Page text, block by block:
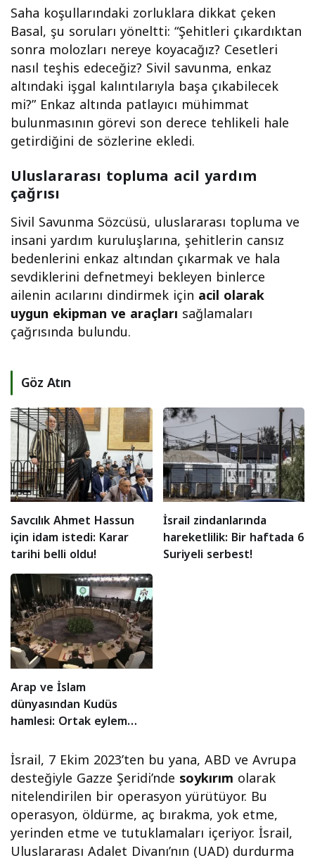
Saha koşullarındaki zorluklara dikkat çeken
Basal, şu soruları yöneltti: “Şehitleri çıkardıktan
sonra molozları nereye koyacağız? Cesetleri
nasıl teşhis edeceğiz? Sivil savunma, enkaz
altındaki işgal kalıntılarıyla başa çıkabilecek
mi?” Enkaz altında patlayıcı mühimmat
bulunmasının görevi son derece tehlikeli hale
getirdiğini de sözlerine ekledi.
Uluslararası topluma acil yardım
çağrısı
Sivil Savunma Sözcüsü, uluslararası topluma ve
insani yardım kuruluşlarına, şehitlerin cansız
bedenlerini enkaz altından çıkarmak ve hala
sevdiklerini defnetmeyi bekleyen binlerce
ailenin acılarını dindirmek için acil olarak
uygun ekipman ve araçları sağlamaları
çağrısında bulundu.
Göz Atın
Savcılık Ahmet Hassun
için idam istedi: Karar
tarihi belli oldu!
İsrail zindanlarında
hareketlilik: Bir haftada 6
Suriyeli serbest!
Arap ve İslam
dünyasından Kudüs
hamlesi: Ortak eylem
İsrail, 7 Ekim 2023’ten bu yana, ABD ve Avrupa
desteğiyle Gazze Şeridi’nde soykırım olarak
nitelendirilen bir operasyon yürütüyor. Bu
operasyon, öldürme, aç bırakma, yok etme,
yerinden etme ve tutuklamaları içeriyor. İsrail,
Uluslararası Adalet Divanı’nın (UAD) durdurma